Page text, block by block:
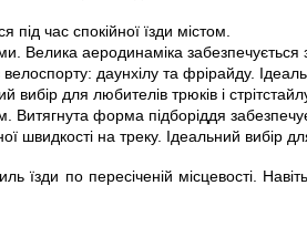
час спокійної їзди містом.
аеродинаміка забезпечується
даунхілу та фрірайду.
для любителів трюків і
форма підборіддя
швидкості на треку. Ідеальний вибір
по пересіченій місцевості.